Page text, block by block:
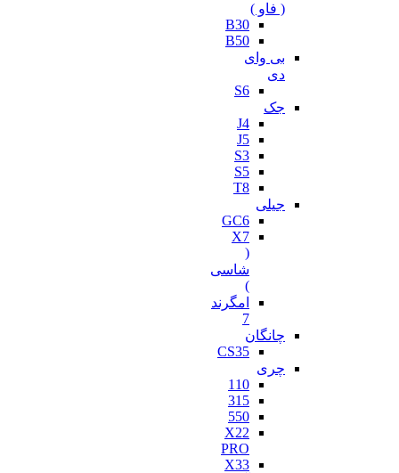
( فاو )
B30
B50
بی وای
دی
S6
جک
J4
J5
S3
S5
T8
جیلی
GC6
X7
(
شاسی
)
امگرند
7
چانگان
CS35
چری
110
315
550
X22
PRO
X33